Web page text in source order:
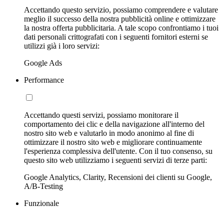
Accettando questo servizio, possiamo comprendere e valutare
meglio il successo della nostra pubblicità online e ottimizzare
la nostra offerta pubblicitaria. A tale scopo confrontiamo i tuoi
dati personali crittografati con i seguenti fornitori esterni se
utilizzi già i loro servizi:
Google Ads
Performance
Accettando questi servizi, possiamo monitorare il
comportamento dei clic e della navigazione all'interno del
nostro sito web e valutarlo in modo anonimo al fine di
ottimizzare il nostro sito web e migliorare continuamente
l'esperienza complessiva dell'utente. Con il tuo consenso, su
questo sito web utilizziamo i seguenti servizi di terze parti:
Google Analytics, Clarity, Recensioni dei clienti su Google,
A/B-Testing
Funzionale